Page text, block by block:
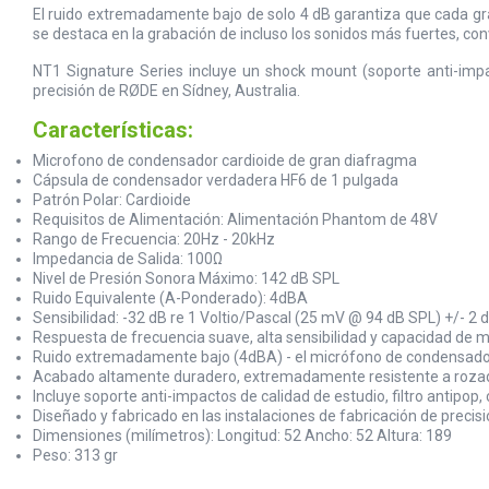
El ruido extremadamente bajo de solo 4 dB garantiza que cada
se destaca en la grabación de incluso los sonidos más fuertes,
NT1 Signature Series incluye un shock mount (soporte anti-
precisión de RØDE en Sídney, Australia.
Características:
Microfono de condensador cardioide de gran diafragma
Cápsula de condensador verdadera HF6 de 1 pulgada
Patrón Polar: Cardioide
Requisitos de Alimentación: Alimentación Phantom de 48V
Rango de Frecuencia: 20Hz - 20kHz
Impedancia de Salida: 100Ω
Nivel de Presión Sonora Máximo: 142 dB SPL
Ruido Equivalente (A-Ponderado): 4dBA
Sensibilidad: -32 dB re 1 Voltio/Pascal (25 mV @ 94 dB SPL) +/- 2
Respuesta de frecuencia suave, alta sensibilidad y capacidad de
Ruido extremadamente bajo (4dBA) - el micrófono de
Acabado altamente duradero, extremadamente resistente a
Incluye soporte anti-impactos de calidad de estudio, filtro antipop,
Diseñado y fabricado en las instalaciones de fabricación de
Dimensiones (milímetros): Longitud: 52 Ancho: 52 Altura: 189
Peso: 313 gr